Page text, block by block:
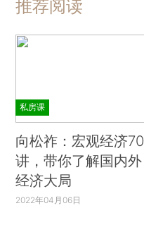
推荐阅读
私房课
向松祚：宏观经济70
讲，带你了解国内外
经济大局
2022年04月06日